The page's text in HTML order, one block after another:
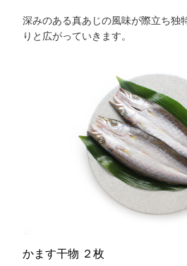
深みのある真あじの風味が際立ち独
りと広がっていきます。
かます干物 ２枚